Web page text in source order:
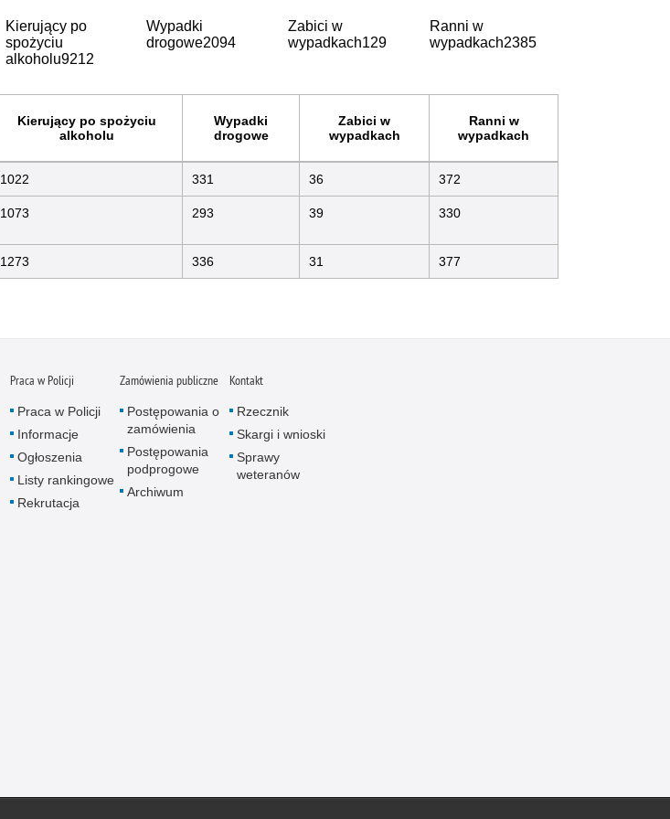
Kierujący po
spożyciu
alkoholu9212
Wypadki
drogowe2094
Zabici w
wypadkach129
Ranni w
wypadkach2385
Kierujący po spożyciu
alkoholu
Wypadki
drogowe
Zabici w
wypadkach
Ranni w
wypadkach
1022 331 36 372
1073 293 39 330
1273 336 31 377
Praca w Policji
Praca w Policji
Informacje
Ogłoszenia
Listy rankingowe
Rekrutacja
Zamówienia publiczne
Postępowania o
zamówienia
Postępowania
podprogowe
Archiwum
Kontakt
Rzecznik
Skargi i wnioski
Sprawy
weteranów